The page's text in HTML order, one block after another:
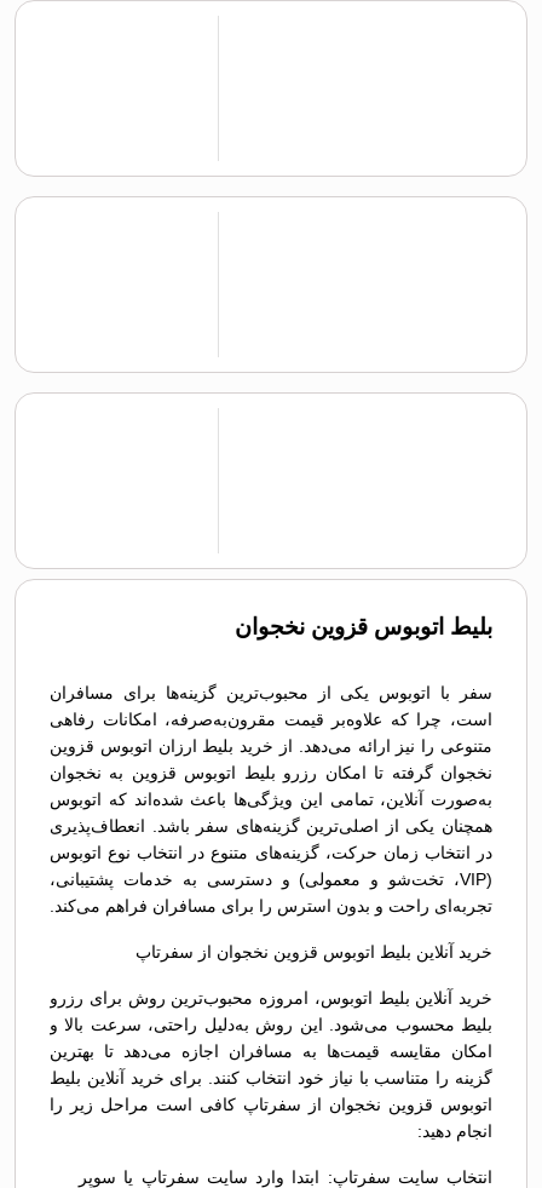
بلیط اتوبوس قزوين نخجوان
سفر با اتوبوس یکی از محبوب‌ترین گزینه‌ها برای مسافران
است، چرا که علاوه‌بر قیمت مقرون‌به‌صرفه، امکانات رفاهی
متنوعی را نیز ارائه می‌دهد. از خرید بلیط ارزان اتوبوس قزوين
نخجوان گرفته تا امکان رزرو بلیط اتوبوس قزوين به نخجوان
به‌صورت آنلاین، تمامی این ویژگی‌ها باعث شده‌اند که اتوبوس
همچنان یکی از اصلی‌ترین گزینه‌های سفر باشد. انعطاف‌پذیری
در انتخاب زمان حرکت، گزینه‌های متنوع در انتخاب نوع اتوبوس
(VIP، تخت‌شو و معمولی) و دسترسی به خدمات پشتیبانی،
تجربه‌ای راحت و بدون استرس را برای مسافران فراهم می‌کند.
خرید آنلاین بلیط اتوبوس قزوين نخجوان از سفرتاپ
خرید آنلاین بلیط اتوبوس، امروزه محبوب‌ترین روش برای رزرو
بلیط محسوب می‌شود. این روش به‌دلیل راحتی، سرعت بالا و
امکان مقایسه قیمت‌ها به مسافران اجازه می‌دهد تا بهترین
گزینه را متناسب با نیاز خود انتخاب کنند. برای خرید آنلاین بلیط
اتوبوس قزوين نخجوان از سفرتاپ کافی است مراحل زیر را
انجام دهید:
انتخاب سایت سفرتاپ: ابتدا وارد سایت سفرتاپ یا سوپر